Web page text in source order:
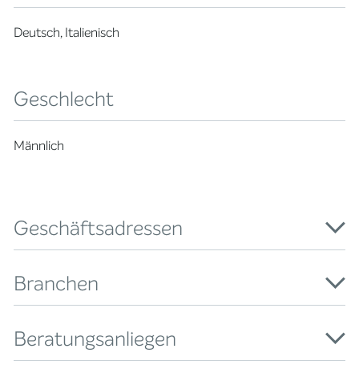
Deutsch, Italienisch
Geschlecht
Männlich
Geschäftsadressen
Branchen
Beratungsanliegen